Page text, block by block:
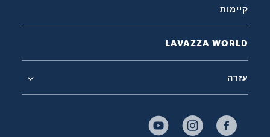
קיימות
LAVAZZA WORLD
עזרה